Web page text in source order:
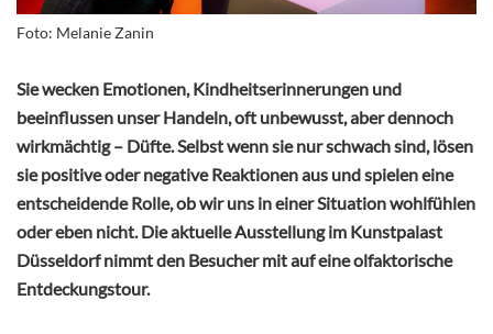
Foto: Melanie Zanin
Sie wecken Emotionen, Kindheitserinnerungen und
beeinflussen unser Handeln, oft unbewusst, aber dennoch
wirkmächtig – Düfte. Selbst wenn sie nur schwach sind, lösen
sie positive oder negative Reaktionen aus und spielen eine
entscheidende Rolle, ob wir uns in einer Situation wohlfühlen
oder eben nicht. Die aktuelle Ausstellung im Kunstpalast
Düsseldorf nimmt den Besucher mit auf eine olfaktorische
Entdeckungstour.